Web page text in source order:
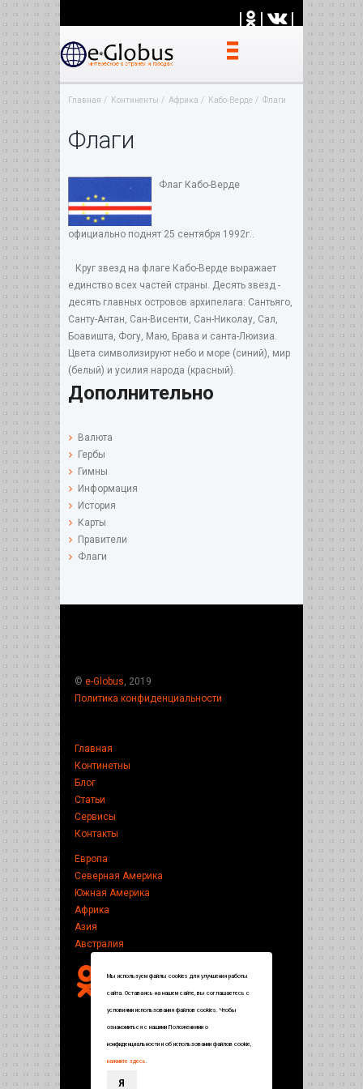
| | |
Главная Континенты Африка Кабо-Верде Флаги
Флаги
Флаг Кабо-Верде
официально поднят 25 сентября 1992г..
Круг звезд на флаге Кабо-Верде выражает
единство всех частей страны. Десять звезд -
десять главных островов архипелага: Сантьяго,
Санту-Антан, Сан-Висенти, Сан-Николау, Сал,
Боавишта, Фогу, Маю, Брава и санта-Люизиа.
Цвета символизируют небо и море (синий), мир
(белый) и усилия народа (красный).
Дополнительно
Валюта
Гербы
Гимны
Информация
История
Карты
Правители
Флаги
© e-Globus , 2019
Политика конфиденциальности
Главная
Континетны
Блог
Статьи
Сервисы
Контакты
Европа
Северная Америка
Южная Америка
Африка
Азия
Австралия
Мы используем файлы cookies для улучшения работы
сайта. Оставаясь на нашем сайте, вы соглашаетесь с
условиями использования файлов cookies. Чтобы
ознакомиться с нашими Положениями о
конфиденциальности и об использовании файлов cookie,
нажмите здесь.
Я